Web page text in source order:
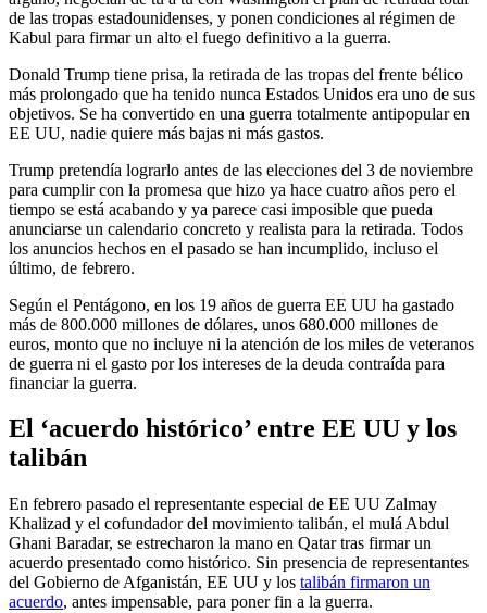
de las tropas estadounidenses, y ponen condiciones al régimen de
Kabul para firmar un alto el fuego definitivo a la guerra.
Donald Trump tiene prisa, la retirada de las tropas del frente bélico
más prolongado que ha tenido nunca Estados Unidos era uno de sus
objetivos. Se ha convertido en una guerra totalmente antipopular en
EE UU, nadie quiere más bajas ni más gastos.
Trump pretendía lograrlo antes de las elecciones del 3 de noviembre
para cumplir con la promesa que hizo ya hace cuatro años pero el
tiempo se está acabando y ya parece casi imposible que pueda
anunciarse un calendario concreto y realista para la retirada. Todos
los anuncios hechos en el pasado se han incumplido, incluso el
último, de febrero.
Según el Pentágono, en los 19 años de guerra EE UU ha gastado
más de 800.000 millones de dólares, unos 680.000 millones de
euros, monto que no incluye ni la atención de los miles de veteranos
de guerra ni el gasto por los intereses de la deuda contraída para
financiar la guerra.
El ‘acuerdo histórico’ entre EE UU y los
talibán
En febrero pasado el representante especial de EE UU Zalmay
Khalizad y el cofundador del movimiento talibán, el mulá Abdul
Ghani Baradar, se estrecharon la mano en Qatar tras firmar un
acuerdo presentado como histórico. Sin presencia de representantes
del Gobierno de Afganistán, EE UU y los talibán firmaron un
acuerdo, antes impensable, para poner fin a la guerra.